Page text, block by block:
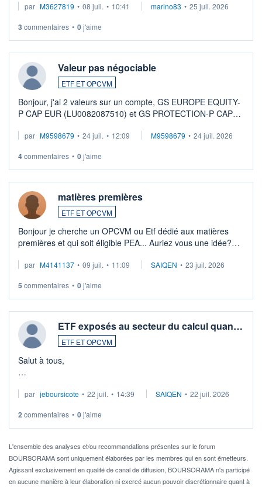
par M3627819 • 08 juil. • 10:41 marino83 • 25 juil. 2026
3 commentaires • 0j'aime
Valeur pas négociable
ETF ET OPCVM
Bonjour, j'ai 2 valeurs sur un compte, GS EUROPE EQUITY-
P CAP EUR (LU0082087510) et GS PROTECTION-P CAP
veux procéder à la vente, on me signale ...
par M9598679 • 24 juil. • 12:09 M9598679 • 24 juil. 2026
4commentaires • 0j'aime
matières premières
ETF ET OPCVM
Bonjour je cherche un OPCVM ou Etf dédié aux matières
premières et qui soit éligible PEA... Auriez vous une idée?
par M4141137 • 09 juil. • 11:09 SAIQEN • 23 juil. 2026
5 commentaires • 0j'aime
ETF exposés au secteur du calcul quan…
ETF ET OPCVM
Salut à tous,
via un ETF plutôt que des actions individuelles.
Idéalement, je voudrais qu'il soit éligible au PEA.
Pour l' ...
par jeboursicote • 22 juil. • 14:39 SAIQEN • 22 juil. 2026
2 commentaires • 0j'aime
L'ensemble des analyses et/ou recommandations présentes sur le forum
BOURSORAMA sont uniquement élaborées par les membres qui en sont émetteurs.
Agissant exclusivement en qualité de canal de diffusion, BOURSORAMA n'a participé
en aucune manière à leur élaboration ni exercé aucun pouvoir discrétionnaire quant à